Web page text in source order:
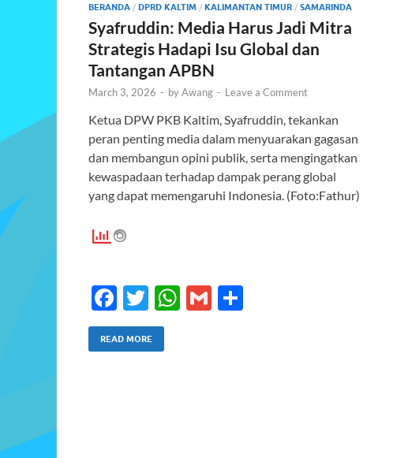
BERANDA / DPRD KALTIM / KALIMANTAN TIMUR / SAMARINDA
Syafruddin: Media Harus Jadi Mitra
Strategis Hadapi Isu Global dan
Tantangan APBN
March 3, 2026 - byAwang - Leave a Comment
Ketua DPW PKB Kaltim, Syafruddin, tekankan
peran penting media dalam menyuarakan gagasan
dan membangun opini publik, serta mengingatkan
kewaspadaan terhadap dampak perang global
yang dapat memengaruhi Indonesia. (Foto:Fathur)
F
ac
e
T
w
itt
W G
READ MORE